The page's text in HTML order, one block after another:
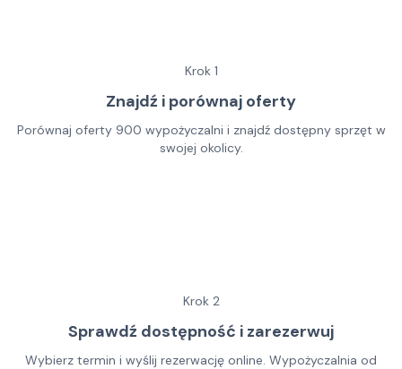
Krok 1
Znajdź i porównaj oferty
Porównaj oferty 900 wypożyczalni i znajdź dostępny sprzęt w
swojej okolicy.
Krok 2
Sprawdź dostępność i zarezerwuj
Wybierz termin i wyślij rezerwację online. Wypożyczalnia od